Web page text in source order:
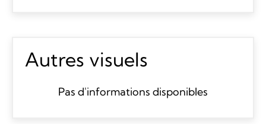
Autres visuels
Pas d'informations disponibles